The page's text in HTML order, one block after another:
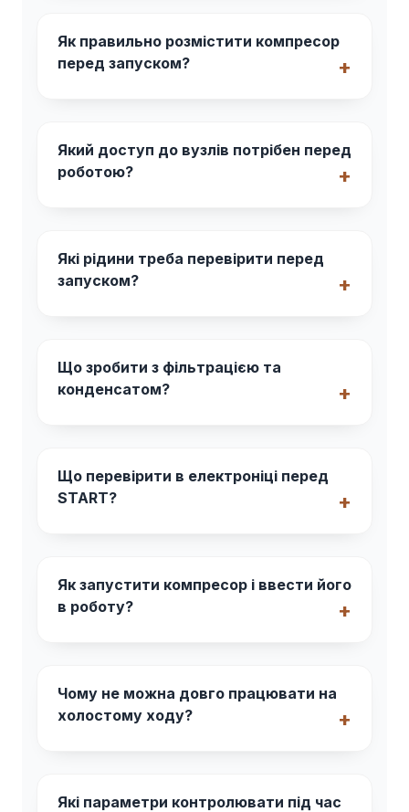
Як правильно розмістити компресор
перед запуском?
Який доступ до вузлів потрібен перед
роботою?
Які рідини треба перевірити перед
запуском?
Що зробити з фільтрацією та
конденсатом?
Що перевірити в електроніці перед
START?
Як запустити компресор і ввести його
в роботу?
Чому не можна довго працювати на
холостому ходу?
Які параметри контролювати під час